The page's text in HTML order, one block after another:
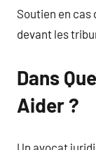
Soutien en cas
devant les
Dans
Aider ?
Un avocat